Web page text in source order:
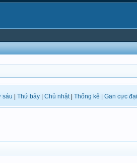
sáu Thứ bảy Chủ nhật| Thống kê Gan cực đại